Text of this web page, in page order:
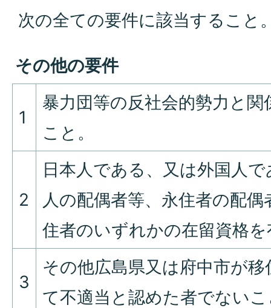
次の全ての要件に該当すること
その他の要件
1
暴力団等の反社会的勢力と
こと。
2
日本人である、又は外国人
人の配偶者等、永住者の配
住者のいずれかの在留資格
3
その他広島県又は府中市が
て不適当と認めた者でない